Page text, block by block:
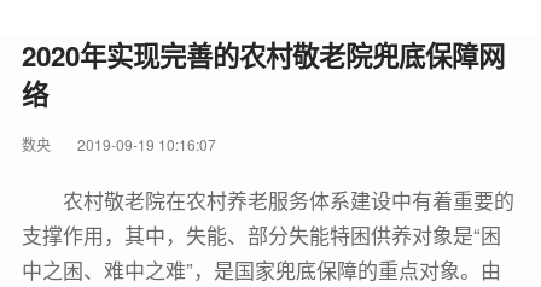
2020年实现完善的农村敬老院兜底保障网
络
数央 2019-09-19 10:16:07
农村敬老院在农村养老服务体系建设中有着重要的
支撑作用，其中，失能、部分失能特困供养对象是“困
中之困、难中之难”，是国家兜底保障的重点对象。由